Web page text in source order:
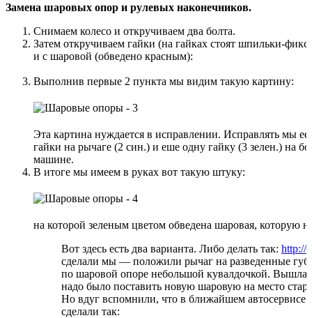
Замена шаровых опор и рулевых наконечников.
Снимаем колесо и откручиваем два болта.
Затем откручиваем гайки (на гайках стоят шпильки-
и с шаровой (обведено красным):
Выполнив первые 2 пункта мы видим такую картину:
Эта картина нуждается в исправлении. Исправлять мы
гайки на рычаге (2 син.) и еше одну гайку (3 зелен.) на
машине.
В итоге мы имеем в руках вот такую штуку:
на которой зеленым цветом обведена шаровая, которую
Вот здесь есть два варианта. Либо делать так: http://
сделали мы — положили рычаг на разведенные
по шаровой опоре небольшой кувалдочкой. Вышла
надо было поставить новую шаровую на место
Но вдуг вспомнили, что в ближайшем автосервисе
сделали так: